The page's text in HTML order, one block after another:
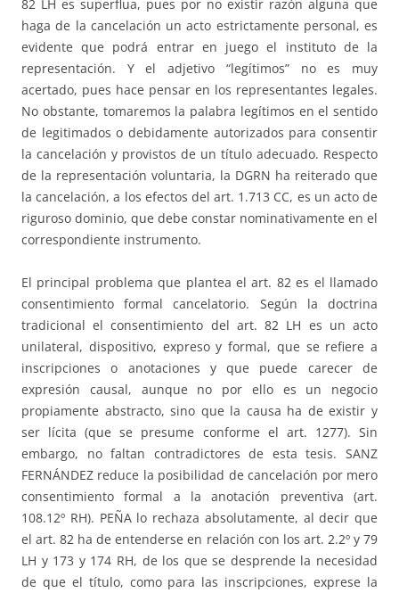
82 LH es superflua, pues por no existir razón alguna que
haga de la cancelación un acto estrictamente personal, es
evidente que podrá entrar en juego el instituto de la
representación. Y el adjetivo “legítimos” no es muy
acertado, pues hace pensar en los representantes legales.
No obstante, tomaremos la palabra legítimos en el sentido
de legitimados o debidamente autorizados para consentir
la cancelación y provistos de un título adecuado. Respecto
de la representación voluntaria, la DGRN ha reiterado que
la cancelación, a los efectos del art. 1.713 CC, es un acto de
riguroso dominio, que debe constar nominativamente en el
correspondiente instrumento.
El principal problema que plantea el art. 82 es el llamado
consentimiento formal cancelatorio. Según la doctrina
tradicional el consentimiento del art. 82 LH es un acto
unilateral, dispositivo, expreso y formal, que se refiere a
inscripciones o anotaciones y que puede carecer de
expresión causal, aunque no por ello es un negocio
propiamente abstracto, sino que la causa ha de existir y
ser lícita (que se presume conforme el art. 1277). Sin
embargo, no faltan contradictores de esta tesis. SANZ
FERNÁNDEZ reduce la posibilidad de cancelación por mero
consentimiento formal a la anotación preventiva (art.
108.12º RH). PEÑA lo rechaza absolutamente, al decir que
el art. 82 ha de entenderse en relación con los art. 2.2º y 79
LH y 173 y 174 RH, de los que se desprende la necesidad
de que el título, como para las inscripciones, exprese la